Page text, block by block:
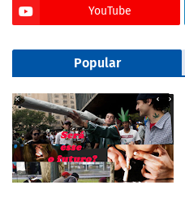
YouTube
Popular